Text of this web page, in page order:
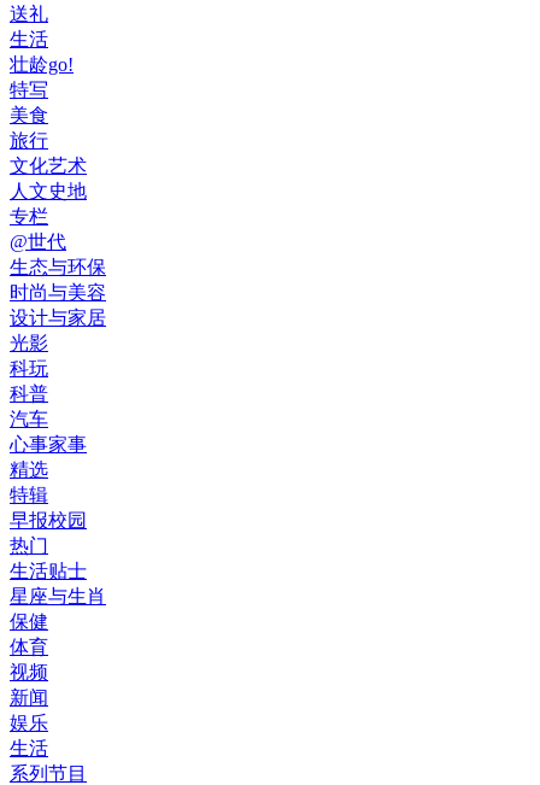
送礼
生活
壮龄go!
特写
美食
旅行
文化艺术
人文史地
专栏
@世代
生态与环保
时尚与美容
设计与家居
光影
科玩
科普
汽车
心事家事
精选
特辑
早报校园
热门
生活贴士
星座与生肖
保健
体育
视频
新闻
娱乐
生活
系列节目